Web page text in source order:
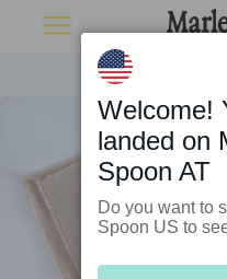
Welcome!
landed on
Spoon AT
Do you want to
Spoon US to